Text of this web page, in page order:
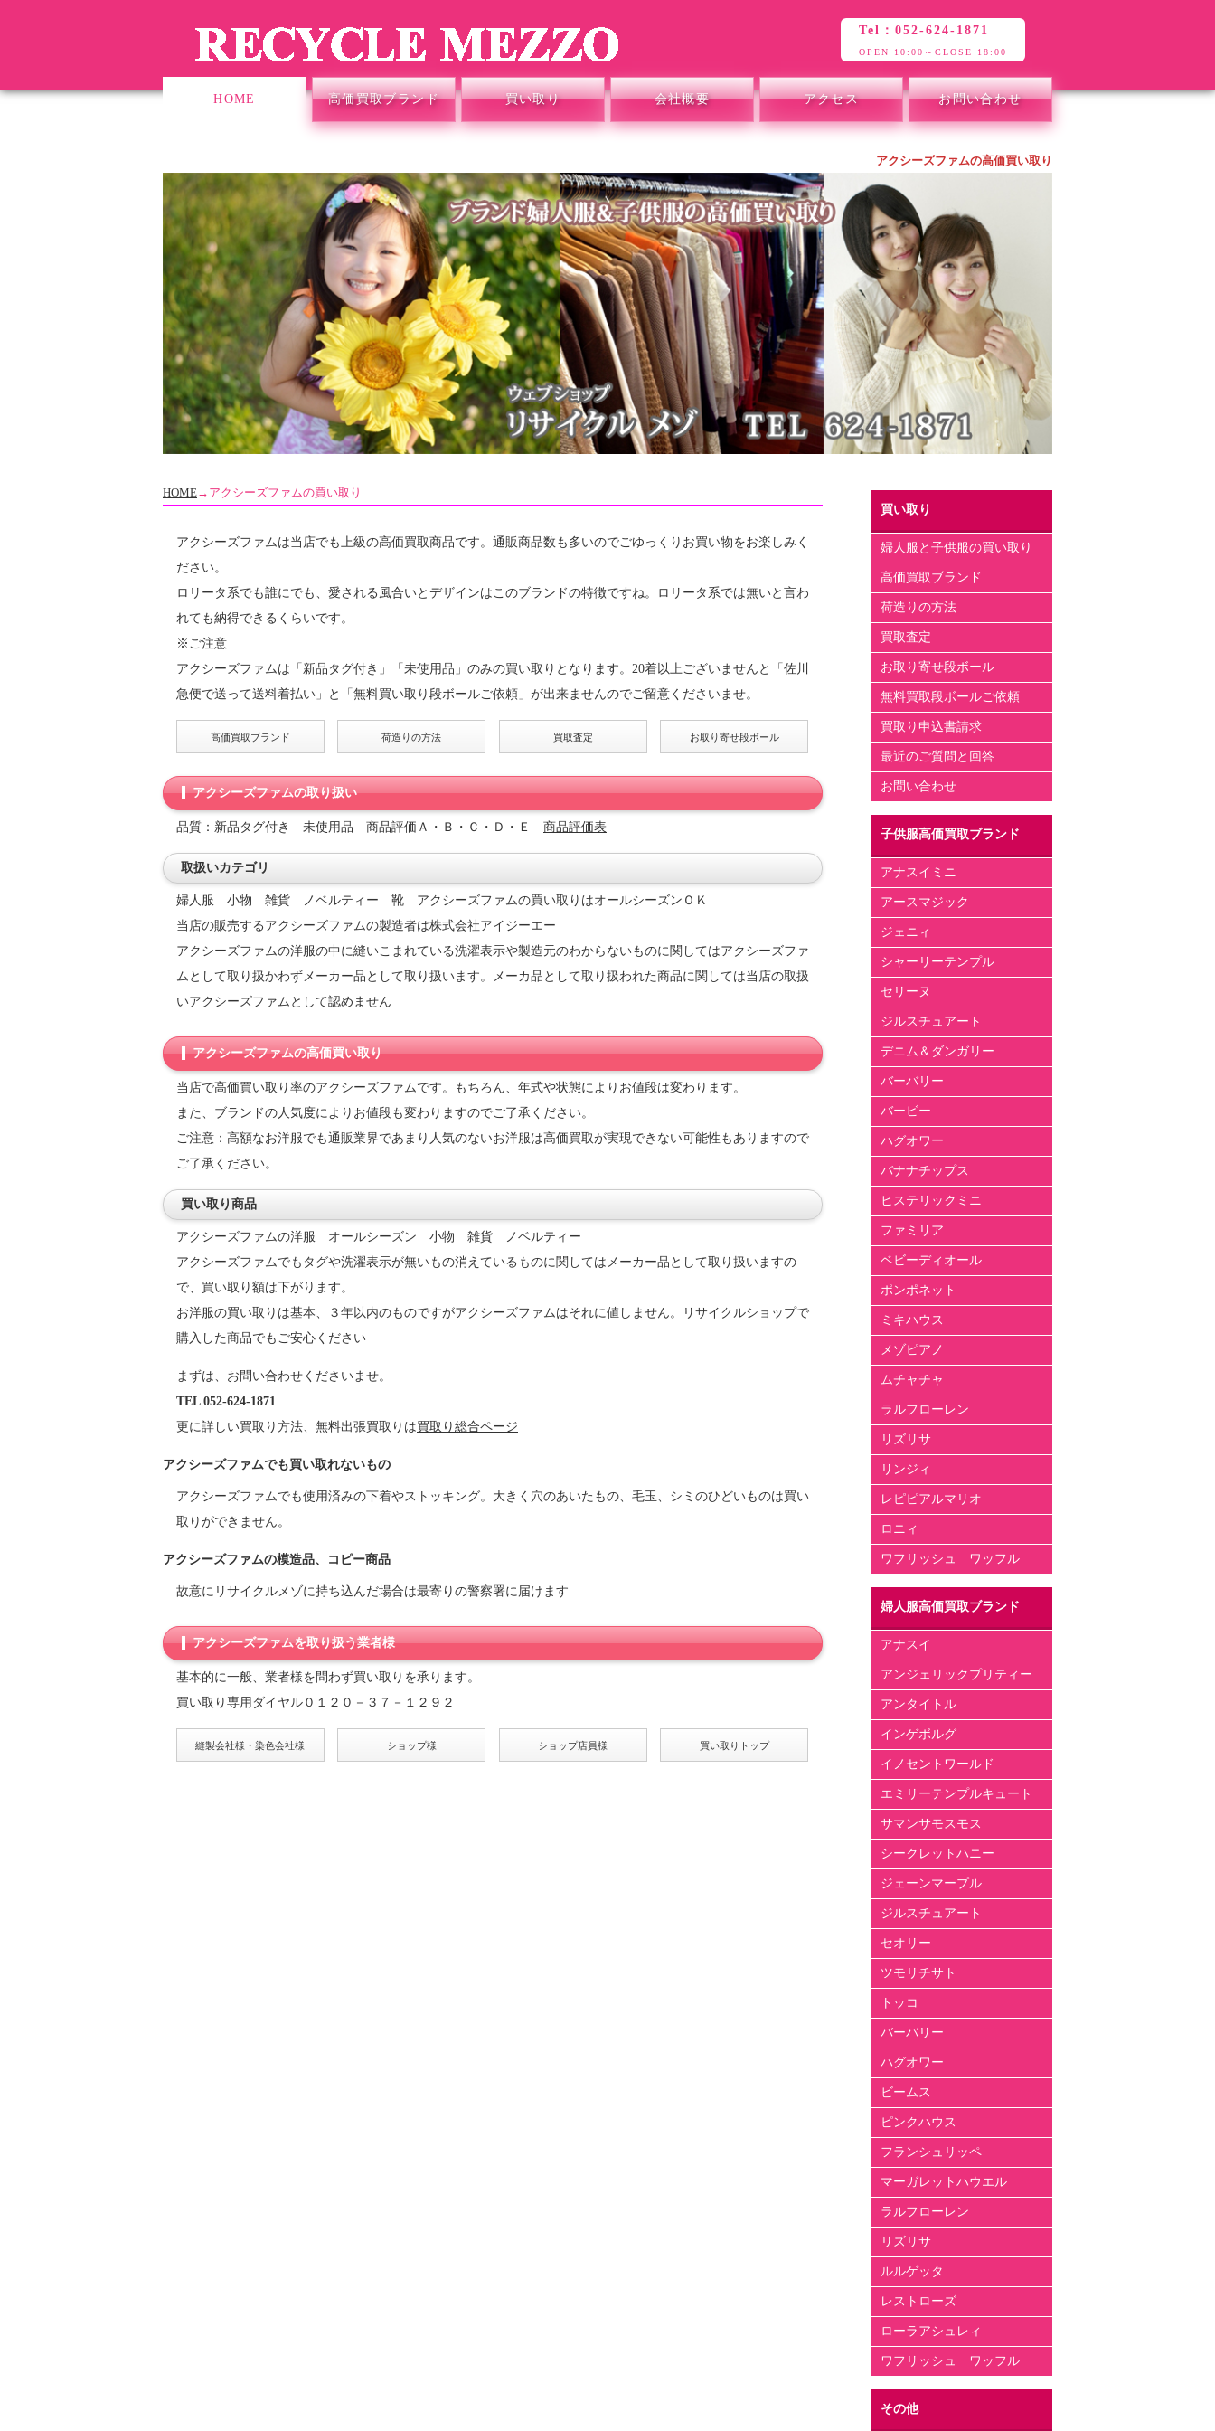
Tel：052-624-1871
OPEN 10:00～CLOSE 18:00
HOME 高価買取ブランド 買い取り 会社概要 アクセス お問い合わせ
アクシーズファムの高価買い取り
HOME→アクシーズファムの買い取り
アクシーズファムは当店でも上級の高価買取商品です。通販商品数も多いのでごゆっくりお買い物をお楽しみく
ださい。
ロリータ系でも誰にでも、愛される風合いとデザインはこのブランドの特徴ですね。ロリータ系では無いと言わ
れても納得できるくらいです。
※ご注意
アクシーズファムは「新品タグ付き」「未使用品」のみの買い取りとなります。20着以上ございませんと「佐川
急便で送って送料着払い」と「無料買い取り段ボールご依頼」が出来ませんのでご留意くださいませ。
高価買取ブランド 荷造りの方法 買取査定 お取り寄せ段ボール
アクシーズファムの取り扱い
品質：新品タグ付き 未使用品 商品評価Ａ・Ｂ・Ｃ・Ｄ・Ｅ 商品評価表
取扱いカテゴリ
婦人服 小物 雑貨 ノベルティー 靴 アクシーズファムの買い取りはオールシーズンＯＫ
当店の販売するアクシーズファムの製造者は株式会社アイジーエー
アクシーズファムの洋服の中に縫いこまれている洗濯表示や製造元のわからないものに関してはアクシーズファ
ムとして取り扱かわずメーカー品として取り扱います。メーカ品として取り扱われた商品に関しては当店の取扱
いアクシーズファムとして認めません
アクシーズファムの高価買い取り
当店で高価買い取り率のアクシーズファムです。もちろん、年式や状態によりお値段は変わります。
また、ブランドの人気度によりお値段も変わりますのでご了承ください。
ご注意：高額なお洋服でも通販業界であまり人気のないお洋服は高価買取が実現できない可能性もありますので
ご了承ください。
買い取り商品
アクシーズファムの洋服 オールシーズン 小物 雑貨 ノベルティー
アクシーズファムでもタグや洗濯表示が無いもの消えているものに関してはメーカー品として取り扱いますの
で、買い取り額は下がります。
お洋服の買い取りは基本、３年以内のものですがアクシーズファムはそれに値しません。リサイクルショップで
購入した商品でもご安心ください
まずは、お問い合わせくださいませ。
TEL 052-624-1871
更に詳しい買取り方法、無料出張買取りは買取り総合ページ
アクシーズファムでも買い取れないもの
アクシーズファムでも使用済みの下着やストッキング。大きく穴のあいたもの、毛玉、シミのひどいものは買い
取りができません。
アクシーズファムの模造品、コピー商品
故意にリサイクルメゾに持ち込んだ場合は最寄りの警察署に届けます
アクシーズファムを取り扱う業者様
基本的に一般、業者様を問わず買い取りを承ります。
買い取り専用ダイヤル０１２０－３７－１２９２
縫製会社様・染色会社様 ショップ様 ショップ店員様 買い取りトップ
買い取り
婦人服と子供服の買い取り
高価買取ブランド
荷造りの方法
買取査定
お取り寄せ段ボール
無料買取段ボールご依頼
買取り申込書請求
最近のご質問と回答
お問い合わせ
子供服高価買取ブランド
アナスイミニ
アースマジック
ジェニィ
シャーリーテンプル
セリーヌ
ジルスチュアート
デニム＆ダンガリー
バーバリー
バービー
ハグオワー
バナナチップス
ヒステリックミニ
ファミリア
ベビーディオール
ポンポネット
ミキハウス
メゾピアノ
ムチャチャ
ラルフローレン
リズリサ
リンジィ
レピピアルマリオ
ロニィ
ワフリッシュ ワッフル
婦人服高価買取ブランド
アナスイ
アンジェリックプリティー
アンタイトル
インゲボルグ
イノセントワールド
エミリーテンプルキュート
サマンサモスモス
シークレットハニー
ジェーンマープル
ジルスチュアート
セオリー
ツモリチサト
トッコ
バーバリー
ハグオワー
ビームス
ピンクハウス
フランシュリッペ
マーガレットハウエル
ラルフローレン
リズリサ
ルルゲッタ
レストローズ
ローラアシュレィ
ワフリッシュ ワッフル
その他